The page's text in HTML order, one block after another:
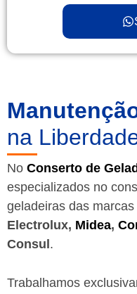
na
No Conserto de
especializados no
geladeiras das marcas
Electrolux, Midea,
Consul.
Trabalhamos